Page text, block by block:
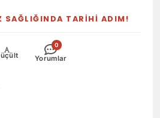
SAĞLIĞINDA TARİHİ ADIM!
-
0
Yorumlar